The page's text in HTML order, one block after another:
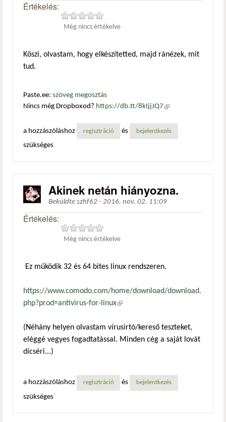
Értékelés:
Még nincs értékelve
Köszi, olvastam, hogy elkészítetted, majd ránézek, mit
tud.
Paste.ee: szöveg megosztás
Nincs még Dropboxod? https://db.tt/8kIjjJQ7 (külső
a hozzászóláshoz
regisztráció és bejelentkezés
szükséges
Akinek netán hiányozna.
Beküldte szhf62 - 2016. nov. 02. 11:09
Értékelés:
Még nincs értékelve
Ez működik 32 és 64 bites linux rendszeren.
https://www.comodo.com/home/download/download.
php?prod=antivirus-for-linux(külső hivatkozás)
(Néhány helyen olvastam vírusirtó/kereső teszteket,
eléggé vegyes fogadtatással. Minden cég a saját lovát
dícséri...)
a hozzászóláshoz regisztráció és bejelentkezés
szükséges